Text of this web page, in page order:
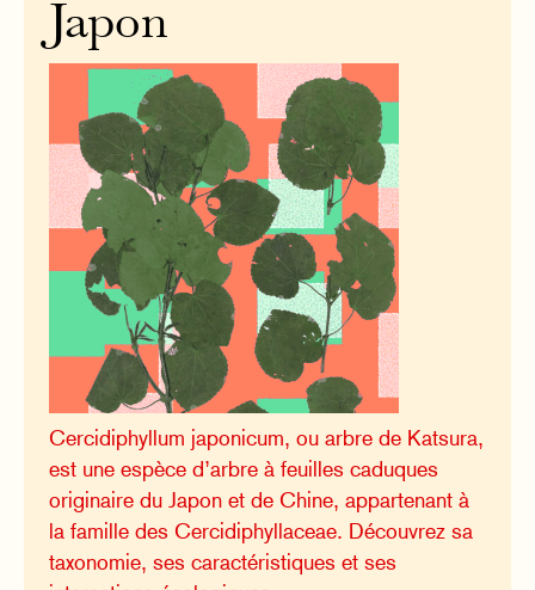
Japon
Cercidiphyllum japonicum, ou arbre de Katsura,
est une espèce d’arbre à feuilles caduques
originaire du Japon et de Chine, appartenant à
la famille des Cercidiphyllaceae. Découvrez sa
taxonomie, ses caractéristiques et ses